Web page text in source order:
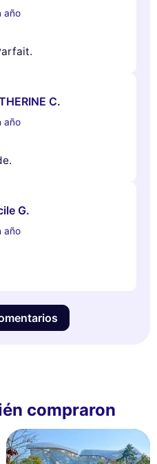
año
C.
año
G.
año
compraron